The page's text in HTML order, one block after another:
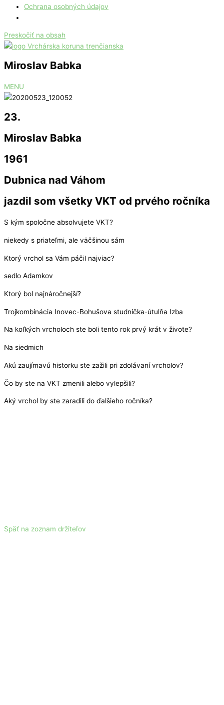
Ochrana osobných údajov
Preskočiť na obsah
Miroslav Babka
MENU
23.
Miroslav Babka
1961
Dubnica nad Váhom
jazdil som všetky VKT od prvého ročníka
S kým spoločne absolvujete VKT?
niekedy s priateľmi, ale väčšinou sám
Ktorý vrchol sa Vám páčil najviac?
sedlo Adamkov
Ktorý bol najnáročnejší?
Trojkombinácia Inovec-Bohušova studnička-útulňa Izba
Na koľkých vrcholoch ste boli tento rok prvý krát v živote?
Na siedmich
Akú zaujímavú historku ste zažili pri zdolávaní vrcholov?
Čo by ste na VKT zmenili alebo vylepšili?
Aký vrchol by ste zaradili do ďalšieho ročníka?
Späť na zoznam držiteľov